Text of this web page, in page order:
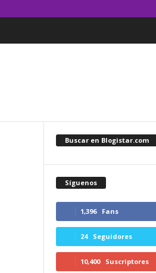
Buscar en Blogistar.com
Síguenos
1,396 Fans
24 Seguidores
10,400 Suscriptores